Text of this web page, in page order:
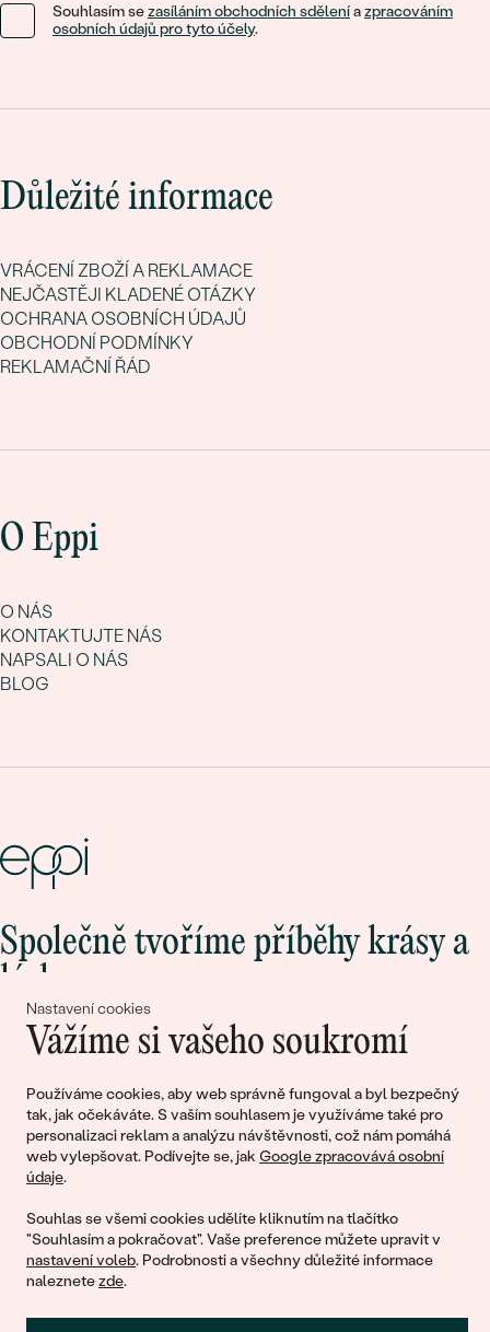
Nastavení cookies
Vážíme si vašeho soukromí
Používáme cookies, aby web správně fungoval a byl bezpečný
tak, jak očekáváte. S vaším souhlasem je využíváme také pro
personalizaci reklam a analýzu návštěvnosti, což nám pomáhá
web vylepšovat. Podívejte se, jak Google zpracovává osobní
údaje.
Souhlas se všemi cookies udělíte kliknutím na tlačítko
"Souhlasím a pokračovat". Vaše preference můžete upravit v
nastavení voleb. Podrobnosti a všechny důležité informace
naleznetezde.
Souhlasím sezasíláním obchodních sděleníazpracováním
osobních údajů pro tyto účely.
Důležité informace
VRÁCENÍ ZBOŽÍ A REKLAMACE
NEJČASTĚJI KLADENÉ OTÁZKY
OCHRANA OSOBNÍCH ÚDAJŮ
OBCHODNÍ PODMÍNKY
REKLAMAČNÍ ŘÁD
O Eppi
O NÁS
KONTAKTUJTE NÁS
NAPSALI O NÁS
BLOG
Společně tvoříme příběhy krásy a
lásky
Připojte se k nám!
© 2011 - 2026, Eppi.cz